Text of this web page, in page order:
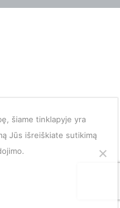
šiame tinklapyje yra
Jūs išreiškiate sutikimą